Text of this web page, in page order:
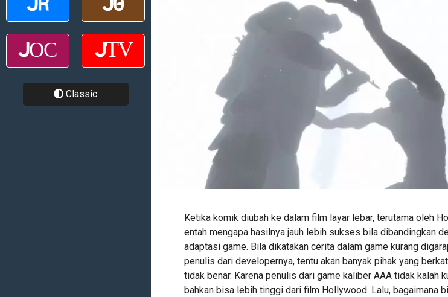
Classic
Ketika komik diubah ke dalam film layar lebar, terutama oleh
entah mengapa hasilnya jauh lebih sukses bila dibandingkan
adaptasi game. Bila dikatakan cerita dalam game kurang
penulis dari developernya, tentu akan banyak pihak yang
tidak benar. Karena penulis dari game kaliber AAA tidak kalah
bahkan bisa lebih tinggi dari film Hollywood. Lalu, bagaimana